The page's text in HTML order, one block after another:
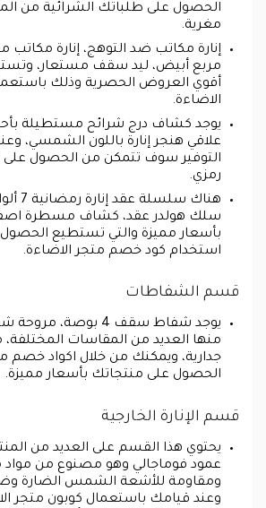
الحصول على طلباتك الشرائية من
مغرية.
إنارة مكاتب ضد التوهج، إنارة
مربع أبيض، ليد سقف مستعار،
أقوي العروض الحصرية وذلك
الاضاءة.
يوجد كشاف درج شرائح مستطيلة
علاقي هنجر إنارة باللون الشمسي،
التوفير سوف تتمكن من الحصول
رمزي.
هناك
سلك هولدر عقد، كشاف مسطرة
بأسعار مميزة والتي تستطيع الحصول
استخدام كود خصم متجر الاضاءة.
قسم الشفاطات
يوجد شفاط سقف 4 بوصة،
منها العديد من المقاسات
جدارية، ويمكنك من خلال اكواد خصم
الحصول على منتجاتك بأسعار مميزة.
قسم الإنارة الخارجية
يحتوي هذا القسم على العديد من
عمود فوماجالي وهو مصنوع من
ومقاومة للأشعة الشمس الضارة وضد
وعند قيامك باستعمال كوبون متجر